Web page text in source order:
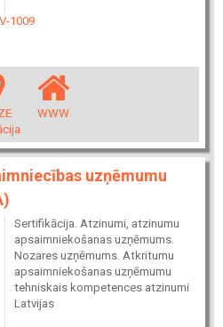
1009
WWW
uzņēmumu
Sertifikācija. Atzinumi, atzinumu
apsaimniekošanas uzņēmums.
Nozares uzņēmums. Atkritumu
apsaimniekošanas uzņēmumu
tehniskais kompetences atzinumi
Latvijas